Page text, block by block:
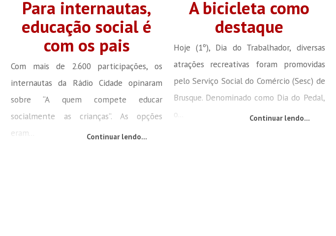
Para internautas,
educação social é
com os pais
Com mais de 2.600 participações, os
internautas da Rádio Cidade opinaram
sobre “A quem compete educar
socialmente as crianças”. As opções
eram...
Continuar lendo...
A bicicleta como
destaque
Hoje (1º), Dia do Trabalhador, diversas
atrações recreativas foram promovidas
pelo Serviço Social do Comércio (Sesc) de
Brusque. Denominado como Dia do Pedal,
o...
Continuar lendo...